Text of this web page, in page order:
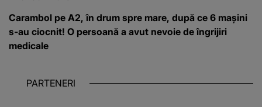
Carambol pe A2, în drum spre mare, după ce 6 mașini
s-au ciocnit! O persoană a avut nevoie de îngrijiri
medicale
PARTENERI